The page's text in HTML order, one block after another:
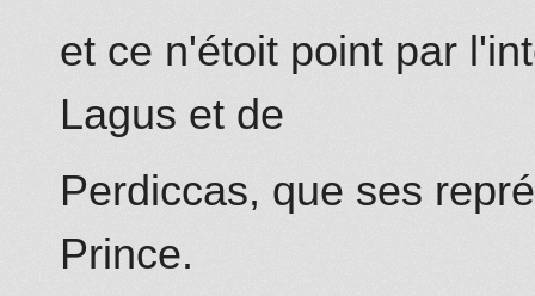
et ce n'étoit point par
Lagus et de
Perdiccas, que ses
Prince.